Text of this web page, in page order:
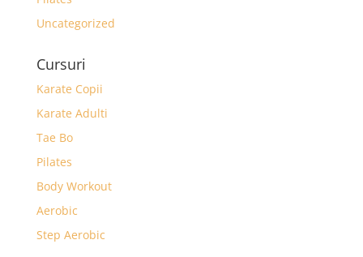
Uncategorized
Cursuri
Karate Copii
Karate Adulti
Tae Bo
Pilates
Body Workout
Aerobic
Step Aerobic